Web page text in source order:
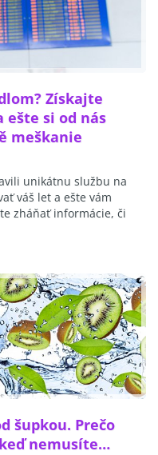
Získajte
ešte si od nás
meškanie
unikátnu službu na
váš let a ešte vám
zháňať informácie, či
šupkou. Prečo
nemusíte…